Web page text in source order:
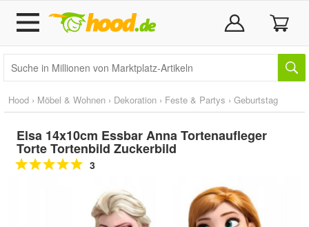
Hood › Möbel & Wohnen › Dekoration › Feste & Partys › Geburtstag
Elsa 14x10cm Essbar Anna Tortenaufleger
Torte Tortenbild Zuckerbild
3